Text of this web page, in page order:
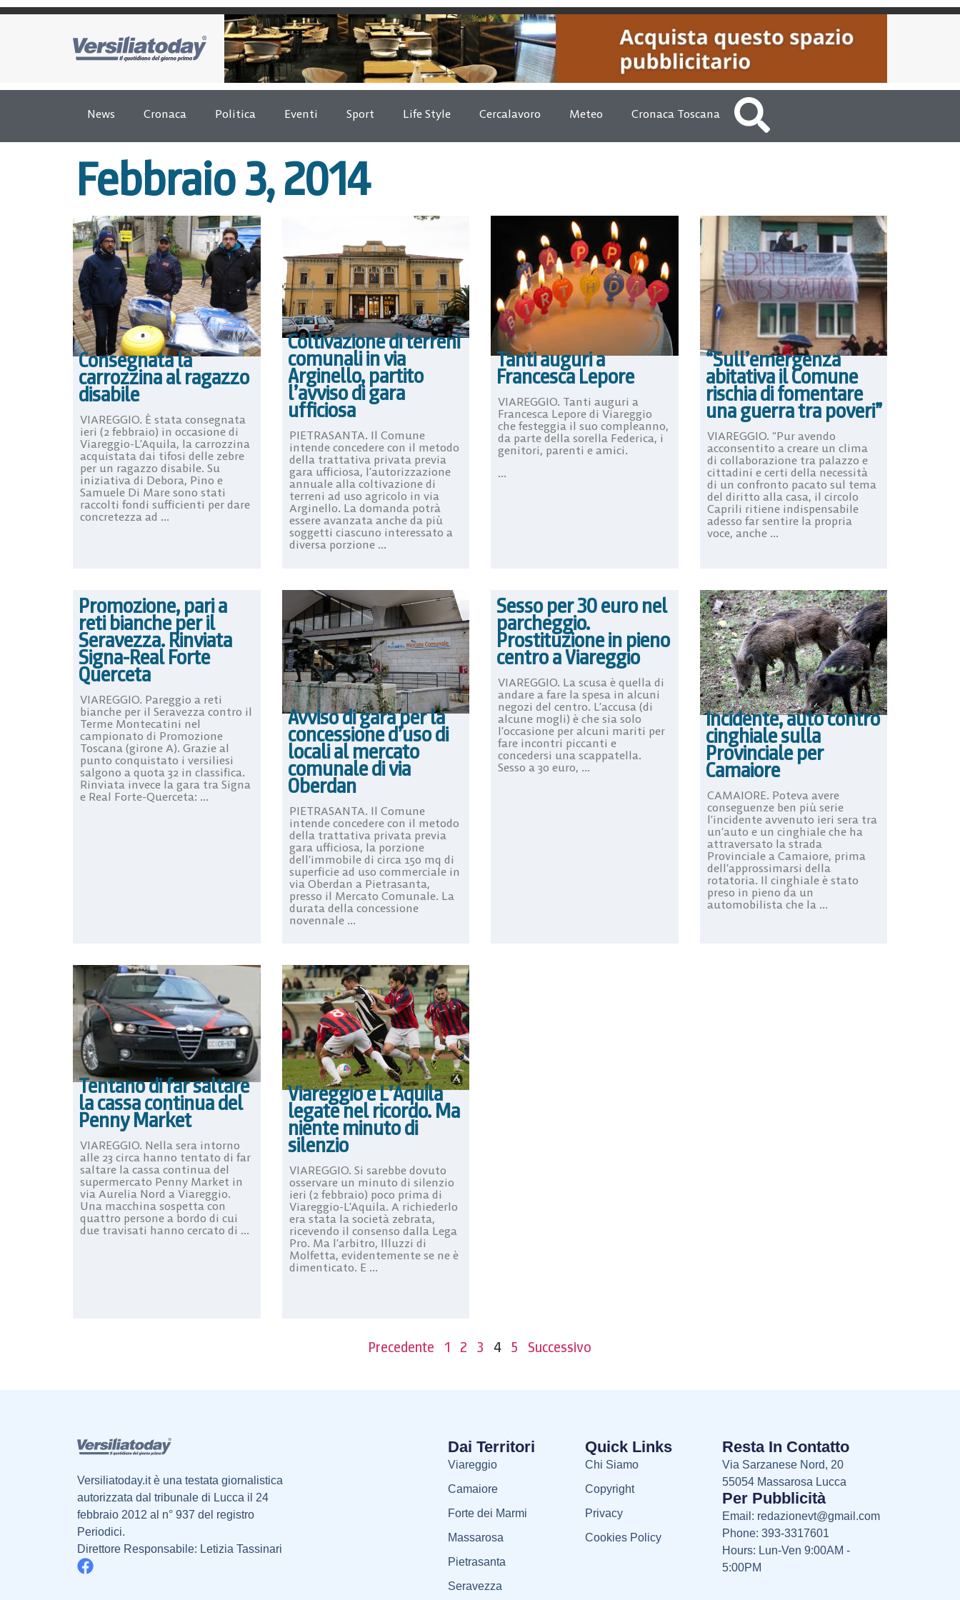
News Cronaca Politica Eventi Sport Life Style Cercalavoro Meteo Cronaca Toscana
Febbraio 3, 2014
Consegnata la
carrozzina al ragazzo
disabile
VIAREGGIO. È stata consegnata
ieri (2 febbraio) in occasione di
Viareggio-L’Aquila, la carrozzina
acquistata dai tifosi delle zebre
per un ragazzo disabile. Su
iniziativa di Debora, Pino e
Samuele Di Mare sono stati
raccolti fondi sufficienti per dare
concretezza ad ...
Coltivazione di terreni
comunali in via
Arginello, partito
l’avviso di gara
ufficiosa
PIETRASANTA. Il Comune
intende concedere con il metodo
della trattativa privata previa
gara ufficiosa, l’autorizzazione
annuale alla coltivazione di
terreni ad uso agricolo in via
Arginello. La domanda potrà
essere avanzata anche da più
soggetti ciascuno interessato a
diversa porzione ...
Tanti auguri a
Francesca Lepore
VIAREGGIO. Tanti auguri a
Francesca Lepore di Viareggio
che festeggia il suo compleanno,
da parte della sorella Federica, i
genitori, parenti e amici.
...
“Sull’emergenza
abitativa il Comune
rischia di fomentare
una guerra tra poveri”
VIAREGGIO. “Pur avendo
acconsentito a creare un clima
di collaborazione tra palazzo e
cittadini e certi della necessità
di un confronto pacato sul tema
del diritto alla casa, il circolo
Caprili ritiene indispensabile
adesso far sentire la propria
voce, anche ...
Promozione, pari a
reti bianche per il
Seravezza. Rinviata
Signa-Real Forte
Querceta
VIAREGGIO. Pareggio a reti
bianche per il Seravezza contro il
Terme Montecatini nel
campionato di Promozione
Toscana (girone A). Grazie al
punto conquistato i versiliesi
salgono a quota 32 in classifica.
Rinviata invece la gara tra Signa
e Real Forte-Querceta: ...
Avviso di gara per la
concessione d’uso di
locali al mercato
comunale di via
Oberdan
PIETRASANTA. Il Comune
intende concedere con il metodo
della trattativa privata previa
gara ufficiosa, la porzione
dell’immobile di circa 150 mq di
superficie ad uso commerciale in
via Oberdan a Pietrasanta,
presso il Mercato Comunale. La
durata della concessione
novennale ...
Sesso per 30 euro nel
parcheggio.
Prostituzione in pieno
centro a Viareggio
VIAREGGIO. La scusa è quella di
andare a fare la spesa in alcuni
negozi del centro. L’accusa (di
alcune mogli) è che sia solo
l’occasione per alcuni mariti per
fare incontri piccanti e
concedersi una scappatella.
Sesso a 30 euro, ...
Incidente, auto contro
cinghiale sulla
Provinciale per
Camaiore
CAMAIORE. Poteva avere
conseguenze ben più serie
l’incidente avvenuto ieri sera tra
un’auto e un cinghiale che ha
attraversato la strada
Provinciale a Camaiore, prima
dell’approssimarsi della
rotatoria. Il cinghiale è stato
preso in pieno da un
automobilista che la ...
Tentano di far saltare
la cassa continua del
Penny Market
VIAREGGIO. Nella sera intorno
alle 23 circa hanno tentato di far
saltare la cassa continua del
supermercato Penny Market in
via Aurelia Nord a Viareggio.
Una macchina sospetta con
quattro persone a bordo di cui
due travisati hanno cercato di ...
Viareggio e L’Aquila
legate nel ricordo. Ma
niente minuto di
silenzio
VIAREGGIO. Si sarebbe dovuto
osservare un minuto di silenzio
ieri (2 febbraio) poco prima di
Viareggio-L’Aquila. A richiederlo
era stata la società zebrata,
ricevendo il consenso dalla Lega
Pro. Ma l’arbitro, Illuzzi di
Molfetta, evidentemente se ne è
dimenticato. E ...
Precedente 1 2 3 4 5 Successivo
Versiliatoday.it è una testata giornalistica
autorizzata dal tribunale di Lucca il 24
febbraio 2012 al n° 937 del registro
Periodici.
Direttore Responsabile: Letizia Tassinari
Dai Territori
Viareggio
Camaiore
Forte dei Marmi
Massarosa
Pietrasanta
Seravezza
Quick Links
Chi Siamo
Copyright
Privacy
Cookies Policy
Resta In Contatto
Via Sarzanese Nord, 20
55054 Massarosa Lucca
Per Pubblicità
Email: redazionevt@gmail.com
Phone: 393-3317601
Hours: Lun-Ven 9:00AM -
5:00PM